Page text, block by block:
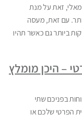
זאת על מנת
עם זאת, מעסה
ביותר גם כאשר תהיו
– היכן מומלץ
בפניכם שתי
הפרטי שלכם או